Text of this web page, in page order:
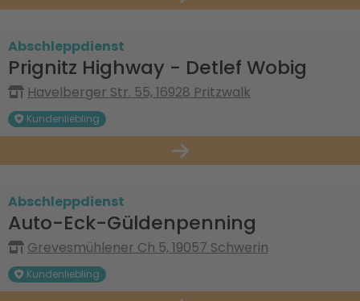
Abschleppdienst
Prignitz Highway - Detlef Wobig
Havelberger Str. 55, 16928 Pritzwalk
Kundenliebling
Abschleppdienst
Auto-Eck-Güldenpenning
Grevesmühlener Ch 5, 19057 Schwerin
Kundenliebling